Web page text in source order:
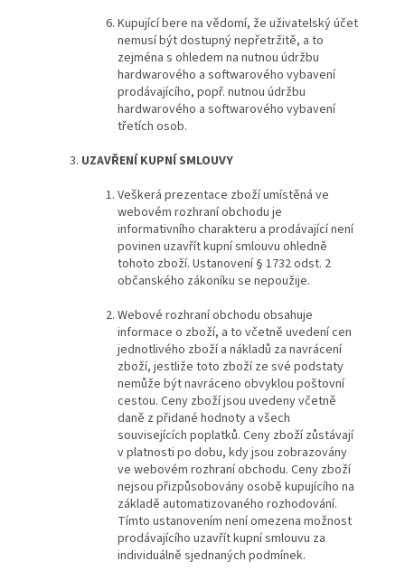
Kupující bere na vědomí, že uživatelský účet
nemusí být dostupný nepřetržitě, a to
zejména s ohledem na nutnou údržbu
hardwarového a softwarového vybavení
prodávajícího, popř. nutnou údržbu
hardwarového a softwarového vybavení
třetích osob.
UZAVŘENÍ KUPNÍ SMLOUVY
Veškerá prezentace zboží umístěná ve
webovém rozhraní obchodu je
informativního charakteru a prodávající není
povinen uzavřít kupní smlouvu ohledně
tohoto zboží. Ustanovení § 1732 odst. 2
občanského zákoníku se nepoužije.
Webové rozhraní obchodu obsahuje
informace o zboží, a to včetně uvedení cen
jednotlivého zboží a nákladů za navrácení
zboží, jestliže toto zboží ze své podstaty
nemůže být navráceno obvyklou poštovní
cestou. Ceny zboží jsou uvedeny včetně
daně z přidané hodnoty a všech
souvisejících poplatků. Ceny zboží zůstávají
v platnosti po dobu, kdy jsou zobrazovány
ve webovém rozhraní obchodu. Ceny zboží
nejsou přizpůsobovány osobě kupujícího na
základě automatizovaného rozhodování.
Tímto ustanovením není omezena možnost
prodávajícího uzavřít kupní smlouvu za
individuálně sjednaných podmínek.